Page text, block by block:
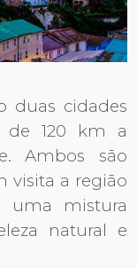
duas cidades
de 120 km a
Ambos são
visita a região
uma mistura
natural e